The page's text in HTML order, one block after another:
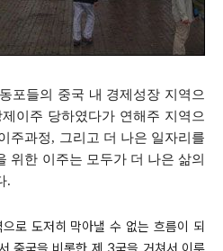
포들의 중국 내 경제성장 지역으
이주 당하였다가 연해주 지역으
주과정, 그리고 더 나은 일자리를
위한 이주는 모두가 더 나은 삶의
.
로 도저히 막아낼 수 없는 흐름이 되